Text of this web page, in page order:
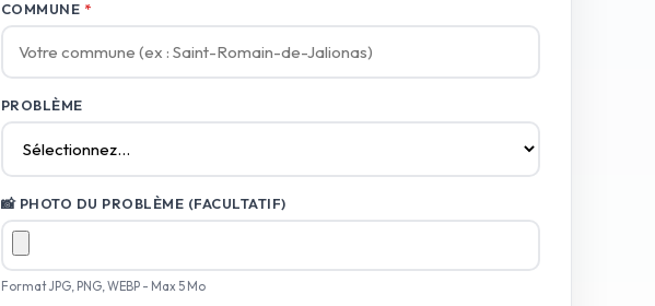
COMMUNE *
PROBLÈME
📸 PHOTO DU PROBLÈME (FACULTATIF)
Format JPG, PNG, WEBP - Max 5 Mo